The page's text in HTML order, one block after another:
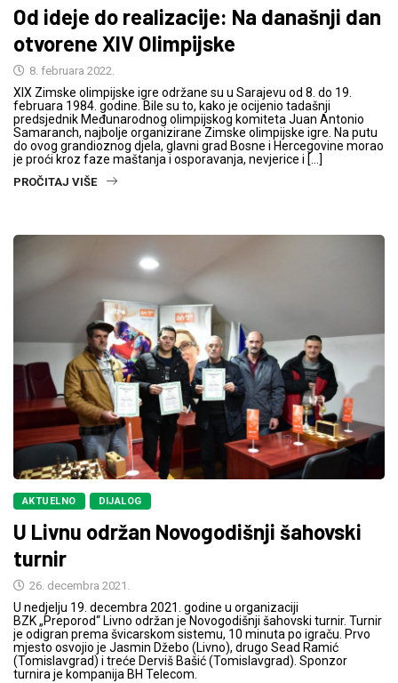
Od ideje do realizacije: Na današnji dan
otvorene XIV Olimpijske
8. februara 2022.
XIX Zimske olimpijske igre održane su u Sarajevu od 8. do 19.
februara 1984. godine. Bile su to, kako je ocijenio tadašnji
predsjednik Međunarodnog olimpijskog komiteta Juan Antonio
Samaranch, najbolje organizirane Zimske olimpijske igre. Na putu
do ovog grandioznog djela, glavni grad Bosne i Hercegovine morao
je proći kroz faze maštanja i osporavanja, nevjerice i […]
PROČITAJ VIŠE
AKTUELNO DIJALOG
U Livnu održan Novogodišnji šahovski
turnir
26. decembra 2021.
U nedjelju 19. decembra 2021. godine u organizaciji
BZK „Preporod“ Livno održan je Novogodišnji šahovski turnir. Turnir
je odigran prema švicarskom sistemu, 10 minuta po igraču. Prvo
mjesto osvojio je Jasmin Džebo (Livno), drugo Sead Ramić
(Tomislavgrad) i treće Derviš Bašić (Tomislavgrad). Sponzor
turnira je kompanija BH Telecom.